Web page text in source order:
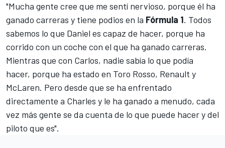
"Mucha gente cree que me sentí nervioso, porque él ha
ganado carreras y tiene podios en la Fórmula 1. Todos
sabemos lo que Daniel es capaz de hacer, porque ha
corrido con un coche con el que ha ganado carreras.
Mientras que con Carlos, nadie sabía lo que podía
hacer, porque ha estado en Toro Rosso, Renault y
McLaren. Pero desde que se ha enfrentado
directamente a Charles y le ha ganado a menudo, cada
vez más gente se da cuenta de lo que puede hacer y del
piloto que es".